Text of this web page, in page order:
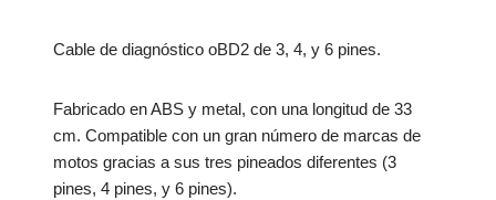
Cable de diagnóstico oBD2 de 3, 4, y 6 pines.
Fabricado en ABS y metal, con una longitud de 33
cm. Compatible con un gran número de marcas de
motos gracias a sus tres pineados diferentes (3
pines, 4 pines, y 6 pines).